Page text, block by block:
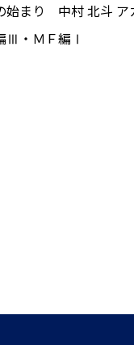
始まり 中村 北斗 ア
Ⅲ・ＭＦ編Ⅰ